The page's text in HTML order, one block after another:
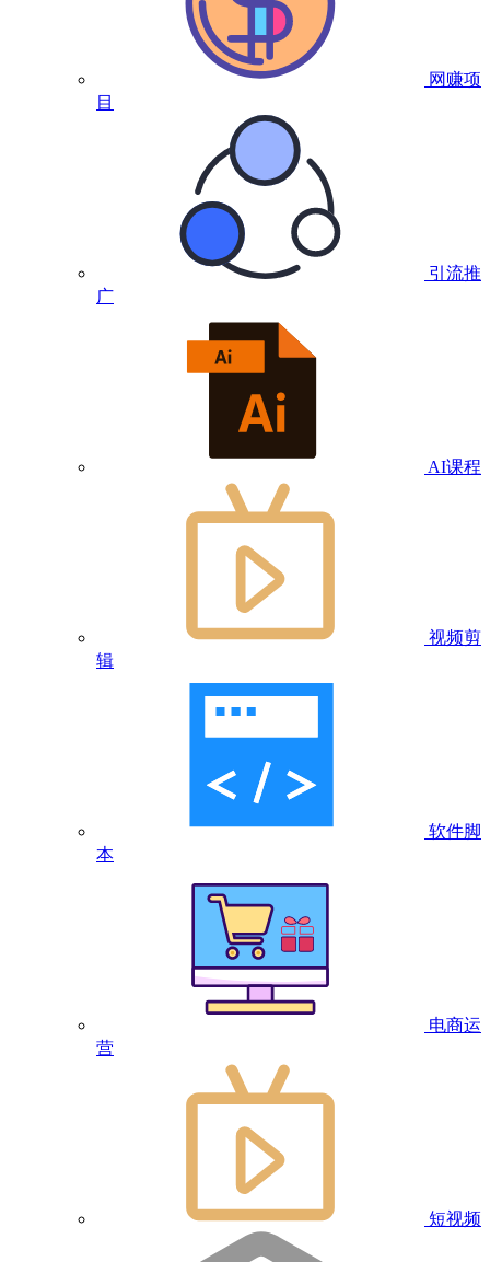
网赚项
目
引流推
广
AI课程
视频剪
辑
软件脚
本
电商运
营
短视频